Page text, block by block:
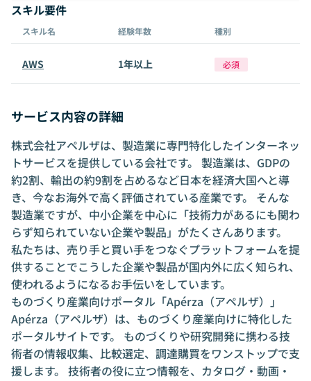
スキル要件
スキル名 経験年数 種別
AWS 1年以上 必須
サービス内容の詳細
株式会社アペルザは、製造業に専門特化したインターネッ
トサービスを提供している会社です。 製造業は、GDPの
約2割、輸出の約9割を占めるなど日本を経済大国へと導
き、今なお海外で高く評価されている産業です。 そんな
製造業ですが、中小企業を中心に「技術力があるにも関わ
らず知られていない企業や製品」がたくさんあります。
私たちは、売り手と買い手をつなぐプラットフォームを提
供することでこうした企業や製品が国内外に広く知られ、
使われるようになるお手伝いをしています。
ものづくり産業向けポータル「Apérza（アペルザ）」
Apérza（アペルザ）は、ものづくり産業向けに特化した
ポータルサイトです。 ものづくりや研究開発に携わる技
術者の情報収集、比較選定、調達購買をワンストップで支
援します。 技術者の役に立つ情報を、カタログ・動画・